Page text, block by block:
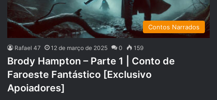
Contos Narrados
Rafael 47 12 de março de 2025 0 159
Brody Hampton – Parte 1 | Conto de
Faroeste Fantástico [Exclusivo
Apoiadores]